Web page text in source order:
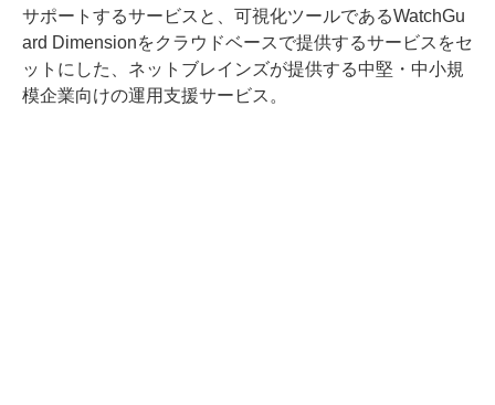
サポートするサービスと、可視化ツールであるWatchGu
ard Dimensionをクラウドベースで提供するサービスをセ
ットにした、ネットブレインズが提供する中堅・中小規
模企業向けの運用支援サービス。